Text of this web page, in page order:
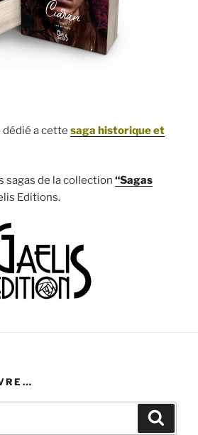
a cette saga historique et
sagas de la collection “Sagas
Editions.